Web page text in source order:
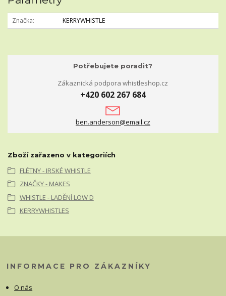
Značka KERRYWHISTLE
Potřebujete poradit?
Zákaznická podpora whistleshop.cz
+420 602 267 684
ben.anderson@email.cz
Zboží zařazeno v kategoriích
FLÉTNY - IRSKÉ WHISTLE
ZNAČKY - MAKES
WHISTLE - LADĚNÍ LOW D
KERRYWHISTLES
INFORMACE PRO ZÁKAZNÍKY
O nás